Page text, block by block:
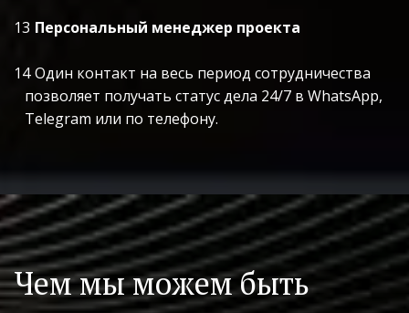
Персональный менеджер проекта
Один контакт на весь период сотрудничества
позволяет получать статус дела 24/7 в WhatsApp,
Telegram или по телефону.
Чем мы можем быть